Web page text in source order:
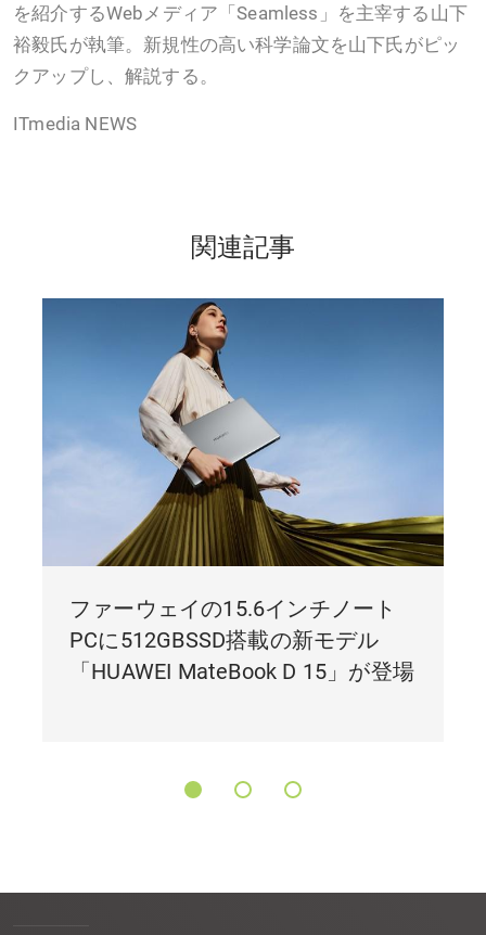
を紹介するWebメディア「Seamless」を主宰する山下
裕毅氏が執筆。新規性の高い科学論文を山下氏がピッ
クアップし、解説する。
ITmedia NEWS
関連記事
ファーウェイの15.6インチノート
PCに512GBSSD搭載の新モデル
「HUAWEI MateBook D 15」が登場